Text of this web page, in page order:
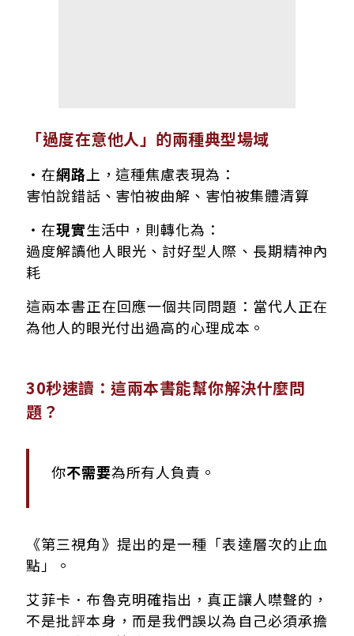
「過度在意他人」的兩種典型場域
・在網路 上，這種焦慮表現為：
害怕說錯話、害怕被曲解、害怕被集體清算
・在現實生活中，則轉化為：
過度解讀他人眼光、討好型人際、長期精神內
耗
這兩本書正在回應一個共同問題：當代人正在
為他人的眼光付出過高的心理成本。
30秒速讀：這兩本書能幫你解決什麼問
題？
你不需要為所有人負責。
《第三視角》提出的是一種「表達層次的止血
點」。
艾菲卡．布魯克明確指出，真正讓人噤聲的，
不是批評本身，而是我們誤以為自己必須承擔